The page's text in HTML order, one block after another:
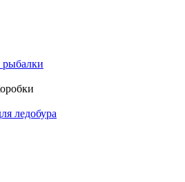
рыбалки
ледобура